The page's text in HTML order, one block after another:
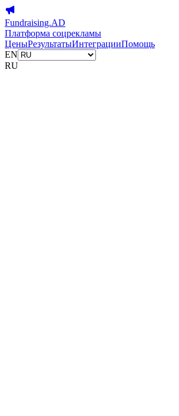
Fundraising.AD
Платформа соцрекламы
ЦеныРезультатыИнтеграцииПомощь
EN
RU